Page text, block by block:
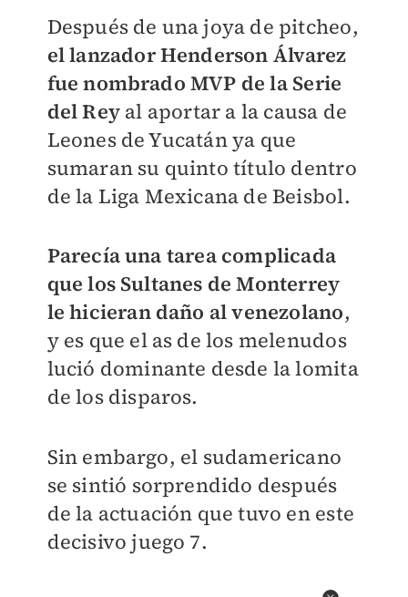
Después de una joya de pitcheo,
el lanzador Henderson Álvarez
fue nombrado MVP de la Serie
del Reyal aportar a la causa de
Leones de Yucatán ya que
sumaran su quinto título dentro
de la Liga Mexicana de Beisbol.
Parecía una tarea complicada
que los Sultanes de Monterrey
le hicieran daño al venezolano,
y es que el as de los melenudos
lució dominante desde la lomita
de los disparos.
Sin embargo, el sudamericano
se sintió sorprendido después
de la actuación que tuvo en este
decisivo juego 7.